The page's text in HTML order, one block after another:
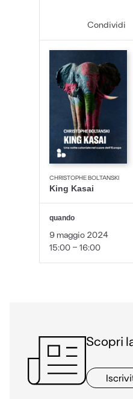
Condividi
CHRISTOPHE BOLTANSKI
King Kasai
quando
9 maggio 2024
15:00 - 16:00
Scopri